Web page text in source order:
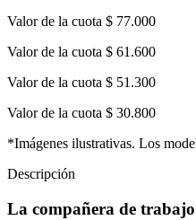
Valor de la cuota $ 77.000
Valor de la cuota $ 61.600
Valor de la cuota $ 51.300
Valor de la cuota $ 30.800
*Imágenes ilustrativas. Los
Descripción
La compañera de